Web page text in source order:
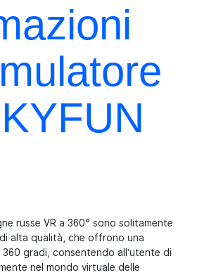
russe VR a 360° sono solitamente
alta qualità, che offrono una
360 gradi, consentendo all'utente di
nel mondo virtuale delle